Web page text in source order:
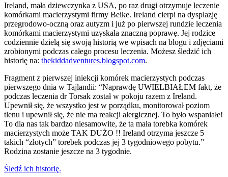
Ireland, mała dziewczynka z USA, po raz drugi otrzymuje leczenie
komórkami macierzystymi firmy Beike. Ireland cierpi na dysplazję
przegrodowo-oczną oraz autyzm i już po pierwszej rundzie leczenia
komórkami macierzystymi uzyskała znaczną poprawę. Jej rodzice
codziennie dzielą się swoją historią we wpisach na blogu i zdjęciami
zrobionymi podczas całego procesu leczenia. Możesz śledzić ich
historię na: thekiddadventures.blogspot.com.
Fragment z pierwszej iniekcji komórek macierzystych podczas
pierwszego dnia w Tajlandii: “Naprawdę UWIELBIAŁEM fakt, że
podczas leczenia dr Torsak został w pokoju razem z Ireland.
Upewnił się, że wszystko jest w porządku, monitorował poziom
tlenu i upewnił się, że nie ma reakcji alergicznej. To było wspaniałe!
To dla nas tak bardzo niesamowite, że ta mała torebka komórek
macierzystych może TAK DUŻO !! Ireland otrzyma jeszcze 5
takich “złotych” torebek podczas jej 3 tygodniowego pobytu.”
Rodzina zostanie jeszcze na 3 tygodnie.
Śledź ich historię.